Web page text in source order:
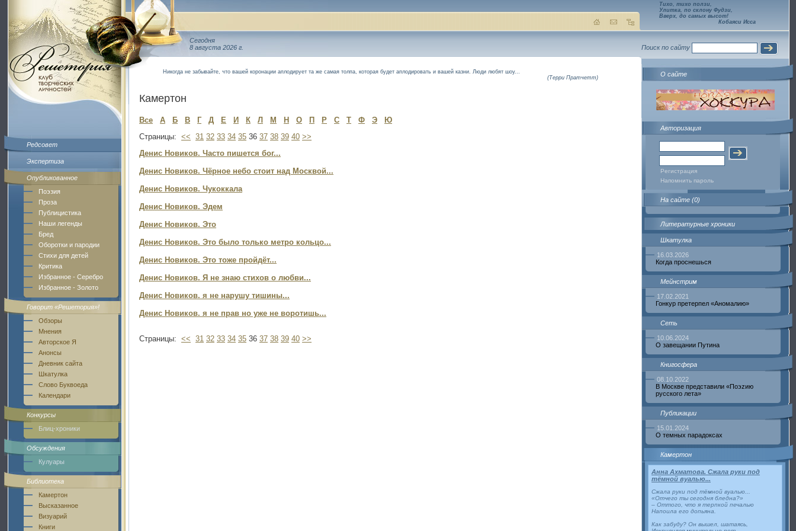
Редсовет
Экспертиза
Опубликованное
Поэзия
Проза
Публицистика
Наши легенды
Бред
Оборотки и пародии
Стихи для детей
Критика
Избранное - Серебро
Избранное - Золото
Говорит «Решетория»!
Обзоры
Мнения
Авторское Я
Анонсы
Дневник сайта
Шкатулка
Слово Буквоеда
Календари
Конкурсы
Блиц-хроники
Обсуждения
Кулуары
Библиотека
Камертон
Высказанное
Визуарий
Книги
Сегодня
8 августа 2026 г.
Никогда не забывайте, что вашей коронации аплодирует та же самая толпа, которая будет аплодировать и вашей казни. Люди любят шоу...
(Терри Пратчетт)
Камертон
Все А Б В Г Д Е И К Л М Н О П Р С Т Ф Э
Ю
Страницы: << 31 32 33 34 35 36 37 38 39 40 >>
Денис Новиков. Часто пишется бог...
Денис Новиков. Чёрное небо стоит над Москвой...
Денис Новиков. Чукоккала
Денис Новиков. Эдем
Денис Новиков. Это
Денис Новиков. Это было только метро кольцо...
Денис Новиков. Это тоже пройдёт...
Денис Новиков. Я не знаю стихов о любви...
Денис Новиков. я не нарушу тишины...
Денис Новиков. я не прав но уже не воротишь...
Страницы: << 31 32 33 34 35 36 37 38 39 40 >>
Тихо, тихо ползи,
Улитка, по склону Фудзи,
Вверх, до самых высот!
Кобаяси Исса
Поиск по сайту
О сайте
Авторизация
Регистрация
Напомнить пароль
На сайте (0)
Литературные хроники
Шкатулка
16.03.2026
Когда проснешься
Мейнстрим
17.02.2021
Гонкур претерпел «Аномалию»
Сеть
10.06.2024
О завещании Путина
Книгосфера
08.10.2022
В Москве представили «Поэzию
русского лета»
Публикации
15.01.2024
О темных парадоксах
Камертон
Анна Ахматова. Сжала руки под
тёмной вуалью...
Сжала руки под тёмной вуалью...
«Отчего ты сегодня бледна?»
– Оттого, что я терпкой печалью
Напоила его допьяна.
Как забуду? Он вышел, шатаясь,